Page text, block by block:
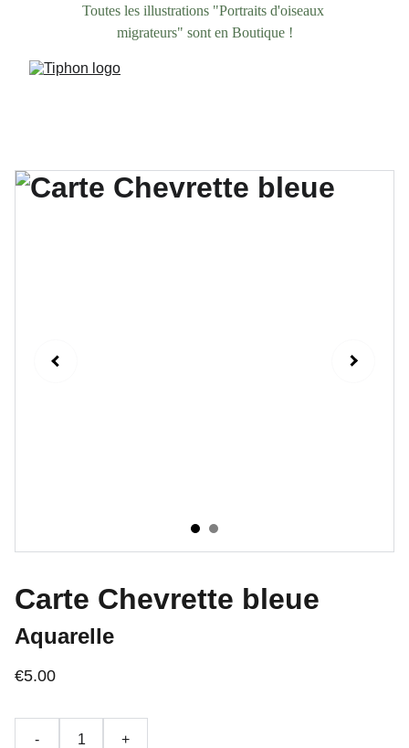
Toutes les illustrations "Portraits d'oiseaux
migrateurs" sont en Boutique !
Carte Chevrette bleue
Aquarelle
€5.00
- +